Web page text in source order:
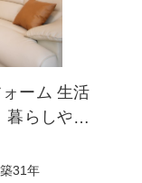
ーム 生活
暮らしやす
築31年